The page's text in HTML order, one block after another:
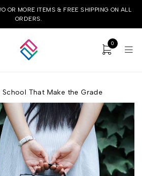
OR MORE ITEMS & FREE SHIPPING ON ALL
ORDERS.
0
School That Make the Grade